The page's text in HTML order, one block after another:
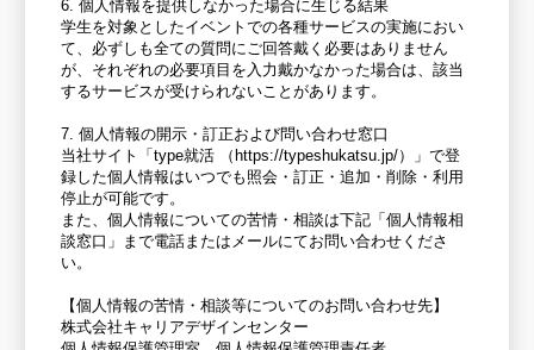
6. 個人情報を提供しなかった場合に生じる結果
学生を対象としたイベントでの各種サービスの実施におい
て、必ずしも全ての質問にご回答戴く必要はありません
が、それぞれの必要項目を入力戴かなかった場合は、該当
するサービスが受けられないことがあります。
7. 個人情報の開示・訂正および問い合わせ窓口
当社サイト「type就活 （https://typeshukatsu.jp/）」で登
録した個人情報はいつでも照会・訂正・追加・削除・利用
停止が可能です。
また、個人情報についての苦情・相談は下記「個人情報相
談窓口」まで電話またはメールにてお問い合わせくださ
い。
【個人情報の苦情・相談等についてのお問い合わせ先】
株式会社キャリアデザインセンター